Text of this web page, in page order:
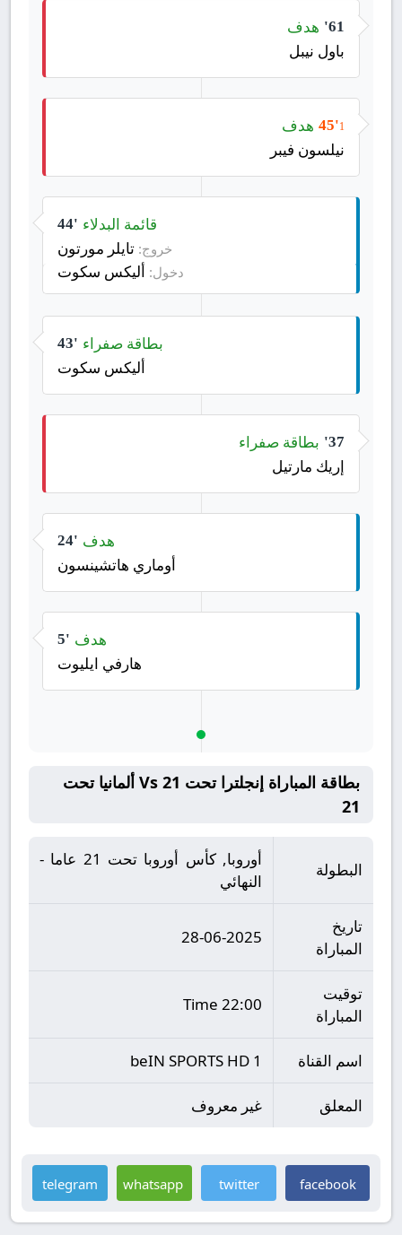
61' هدف
باول نيبل
45'1
هدف
نيلسون فيبر
44' قائمة البدلاء
خروج: تايلر مورتون
دخول: أليكس سكوت
43' بطاقة صفراء
أليكس سكوت
37' بطاقة صفراء
إريك مارتيل
24' هدف
أوماري هاتشينسون
5' هدف
هارفي ايليوت
بطاقة المباراة إنجلترا تحت 21 Vs ألمانيا تحت
21
البطولة
أوروبا, كأس أوروبا تحت 21 عاما -
النهائي
تاريخ
المباراة
28-06-2025
توقيت
المباراة
22:00 Time
اسم القناة beIN SPORTS HD 1
المعلق غير معروف
facebook
twitter
whatsapp
telegram